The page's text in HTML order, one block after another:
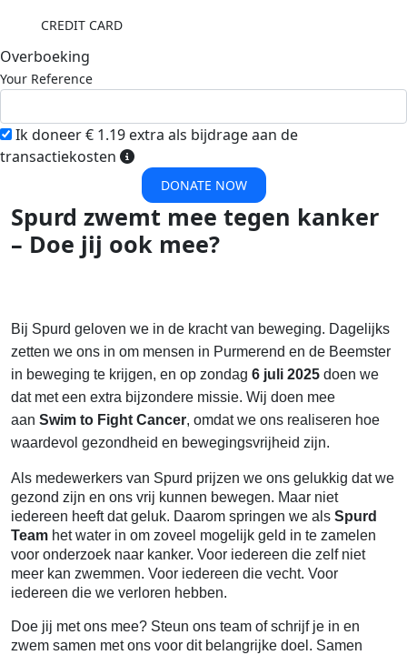
CREDIT CARD
Overboeking
Your Reference
Ik doneer € 1.19 extra als bijdrage aan de
transactiekosten
DONATE NOW
Spurd zwemt mee tegen kanker
– Doe jij ook mee?
Bij Spurd geloven we in de kracht van beweging. Dagelijks
zetten we ons in om mensen in Purmerend en de Beemster
in beweging te krijgen, en op zondag 6 juli 2025 doen we
dat met een extra bijzondere missie. Wij doen mee
aan Swim to Fight Cancer, omdat we ons realiseren hoe
waardevol gezondheid en bewegingsvrijheid zijn.
Als medewerkers van Spurd prijzen we ons gelukkig dat we
gezond zijn en ons vrij kunnen bewegen. Maar niet
iedereen heeft dat geluk. Daarom springen we als Spurd
Team het water in om zoveel mogelijk geld in te zamelen
voor onderzoek naar kanker. Voor iedereen die zelf niet
meer kan zwemmen. Voor iedereen die vecht. Voor
iedereen die we verloren hebben.
Doe jij met ons mee? Steun ons team of schrijf je in en
zwem samen met ons voor dit belangrijke doel. Samen